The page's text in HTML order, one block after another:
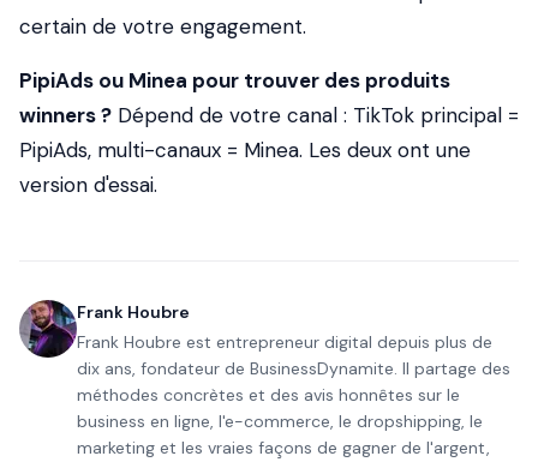
certain de votre engagement.
PipiAds ou Minea pour trouver des produits
winners ? Dépend de votre canal : TikTok principal =
PipiAds, multi-canaux = Minea. Les deux ont une
version d'essai.
Frank Houbre
Frank Houbre est entrepreneur digital depuis plus de
dix ans, fondateur de BusinessDynamite. Il partage des
méthodes concrètes et des avis honnêtes sur le
business en ligne, l'e-commerce, le dropshipping, le
marketing et les vraies façons de gagner de l'argent,